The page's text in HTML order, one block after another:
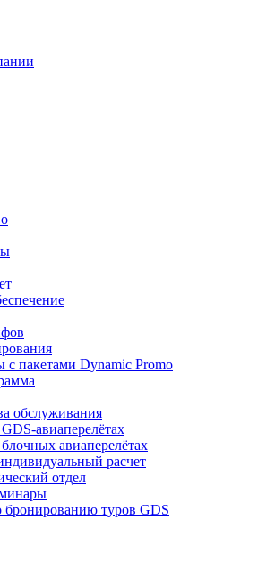
с пакетами Dynamic Promo
обслуживания
авиаперелётах
авиаперелётах
расчет
отдел
бронированию туров GDS